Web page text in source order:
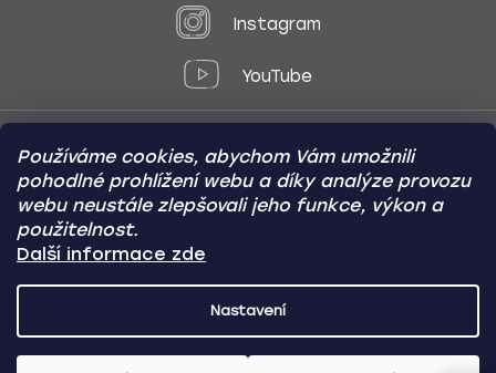
Používáme cookies, abychom Vám umožnili
pohodlné prohlížení webu a díky analýze provozu
webu neustále zlepšovali jeho funkce, výkon a
použitelnost.
Další informace zde
Nastavení
Instagram
YouTube
Způsoby platby:
Online
Převod
Dobírka
Copyright (c) 2012 -2026 CARVIN AUTODOPLŇKY- Všechna